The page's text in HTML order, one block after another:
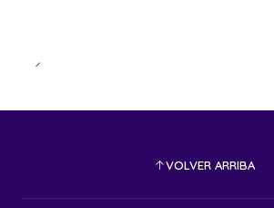
VOLVER ARRIBA